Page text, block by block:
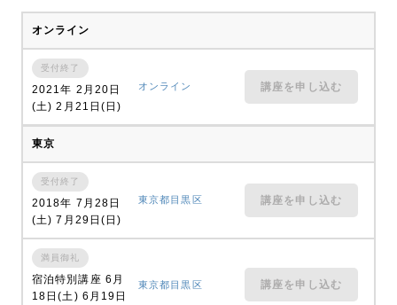
オンライン
受付終了
2021年 2月20日
(土) 2月21日(日)
オンライン 講座を申し込む
東京
受付終了
2018年 7月28日
(土) 7月29日(日)
東京都目黒区 講座を申し込む
満員御礼
宿泊特別講座 6月
18日(土) 6月19日
東京都目黒区 講座を申し込む